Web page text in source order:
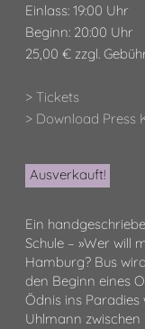
Einlass: 19:00 Uhr
Beginn: 20:00 Uhr
25,00 € zzgl.
> Tickets
> Download Press
Ausverkauft!
Ein
Schule – »Wer will
Hamburg? Bus
den Beginn eines
Ödnis ins Paradies
Uhlmann